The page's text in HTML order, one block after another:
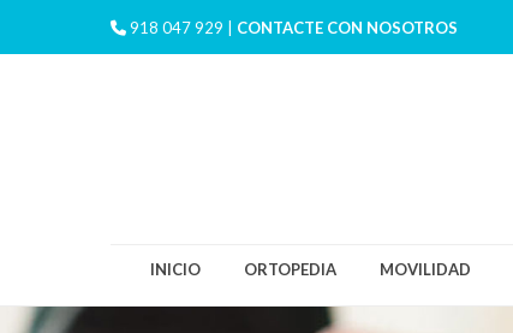
918 047 929 | CONTACTE CON NOSOTROS
INICIO ORTOPEDIA MOVILIDAD